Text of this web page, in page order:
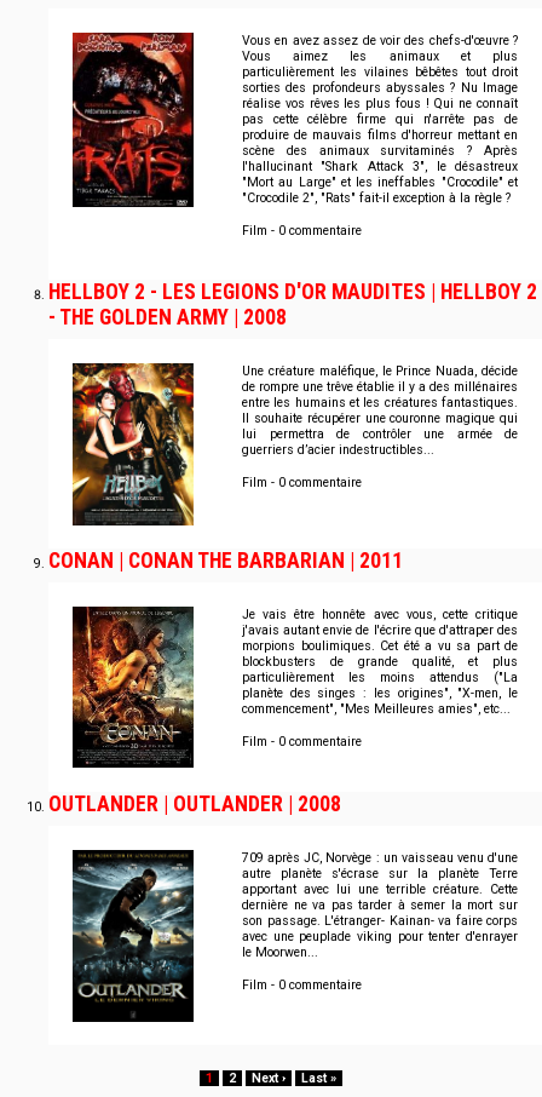
Vous en avez assez de voir des chefs-d'œuvre ?
Vous aimez les animaux et plus
particulièrement les vilaines bêbêtes tout droit
sorties des profondeurs abyssales ? Nu Image
réalise vos rêves les plus fous ! Qui ne connaît
pas cette célèbre firme qui n'arrête pas de
produire de mauvais films d'horreur mettant en
scène des animaux survitaminés ? Après
l'hallucinant "Shark Attack 3", le désastreux
"Mort au Large" et les ineffables "Crocodile" et
"Crocodile 2", "Rats" fait-il exception à la règle ?
Film - 0 commentaire
HELLBOY 2 - LES LEGIONS D'OR MAUDITES | HELLBOY 2
- THE GOLDEN ARMY | 2008
Une créature maléfique, le Prince Nuada, décide
de rompre une trêve établie il y a des millénaires
entre les humains et les créatures fantastiques.
Il souhaite récupérer une couronne magique qui
lui permettra de contrôler une armée de
guerriers d’acier indestructibles...
Film - 0 commentaire
CONAN | CONAN THE BARBARIAN | 2011
Je vais être honnête avec vous, cette critique
j'avais autant envie de l'écrire que d'attraper des
morpions boulimiques. Cet été a vu sa part de
blockbusters de grande qualité, et plus
particulièrement les moins attendus ("La
planète des singes : les origines", "X-men, le
commencement", "Mes Meilleures amies", etc...
Film - 0 commentaire
OUTLANDER | OUTLANDER | 2008
709 après JC, Norvège : un vaisseau venu d'une
autre planète s'écrase sur la planète Terre
apportant avec lui une terrible créature. Cette
dernière ne va pas tarder à semer la mort sur
son passage. L'étranger- Kainan- va faire corps
avec une peuplade viking pour tenter d'enrayer
le Moorwen...
Film - 0 commentaire
Page
1 Page
2
Page
Next ›
Dernière
Last »